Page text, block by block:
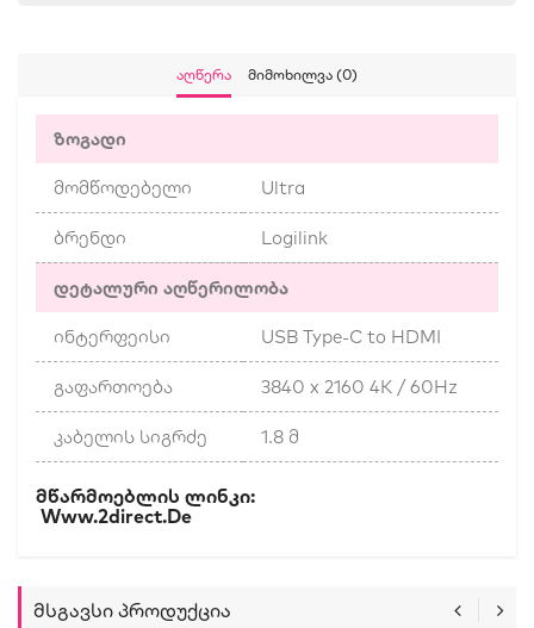
Აღწერა Მიმოხილვა (0)
ზოგადი
მომწოდებელი Ultra
ბრენდი Logilink
დეტალური აღწერილობა
ინტერფეისი USB Type-C to HDMI
გაფართოება 3840 x 2160 4K / 60Hz
კაბელის სიგრძე 1.8 მ
Მწარმოებლის Ლინკი:
Www.2direct.de
Მსგავსი Პროდუქცია